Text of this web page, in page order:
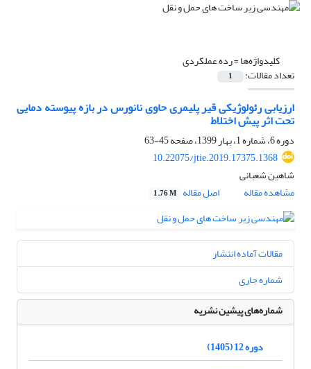
کلیدواژه‌ها =رده عملکردی
تعداد مقالات: 1
ارزیابی رئولوژیکی قیر پلیمری حاوی نانورس در بازه پیوسته دمایی
تحت اثر پیش اختلاط
دوره 6، شماره 1، بهار 1399، صفحه
45-63
10.22075/jtie.2019.17375.1368
شاهین شعبانی
مشاهده مقاله
اصل مقاله 1.76 M
مقالات آماده انتشار
شماره جاری
شماره‌های پیشین نشریه
دوره 12 (1405)